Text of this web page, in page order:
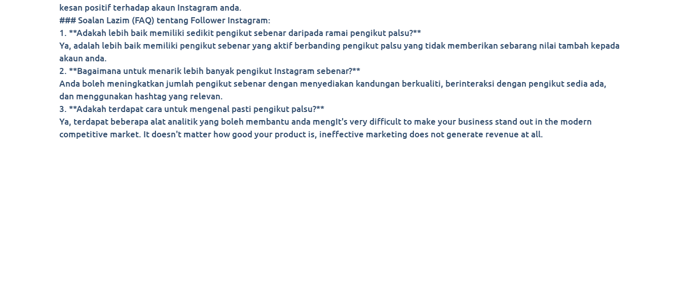
kesan positif terhadap akaun Instagram anda.
### Soalan Lazim (FAQ) tentang Follower Instagram:
1. **Adakah lebih baik memiliki sedikit pengikut sebenar daripada ramai pengikut palsu?**
Ya, adalah lebih baik memiliki pengikut sebenar yang aktif berbanding pengikut palsu yang tidak memberikan sebarang nilai tambah kepada
akaun anda.
2. **Bagaimana untuk menarik lebih banyak pengikut Instagram sebenar?**
Anda boleh meningkatkan jumlah pengikut sebenar dengan menyediakan kandungan berkualiti, berinteraksi dengan pengikut sedia ada,
dan menggunakan hashtag yang relevan.
3. **Adakah terdapat cara untuk mengenal pasti pengikut palsu?**
Ya, terdapat beberapa alat analitik yang boleh membantu anda mengIt's very difficult to make your business stand out in the modern
competitive market. It doesn't matter how good your product is, ineffective marketing does not generate revenue at all.